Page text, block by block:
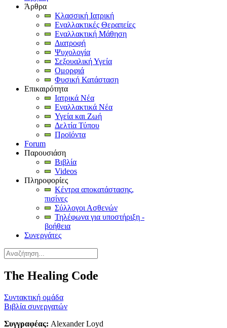
Άρθρα
Κλασσική Ιατρική
Εναλλακτικές Θεραπείες
Εναλλακτική Μάθηση
Διατροφή
Ψυχολογία
Σεξουαλική Υγεία
Ομορφιά
Φυσική Κατάσταση
Επικαιρότητα
Ιατρικά Νέα
Εναλλακτικά Νέα
Υγεία και Ζωή
Δελτία Τύπου
Προϊόντα
Forum
Παρουσιάση
Βιβλία
Videos
Πληροφορίες
Κέντρα αποκατάστασης,
πισίνες
Σύλλογοι Ασθενών
Τηλέφωνα για υποστήριξη -
βοήθεια
Συνεργάτες
The Healing Code
Συντακτική ομάδα
Βιβλία συνεργατών
Συγγραφέας: Alexander Loyd